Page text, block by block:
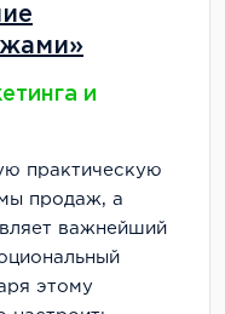
и
практическую
продаж, а
важнейший
этому